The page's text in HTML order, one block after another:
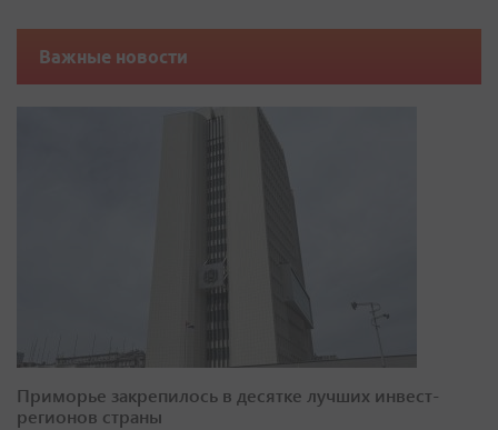
Важные новости
Приморье закрепилось в десятке лучших инвест-
регионов страны